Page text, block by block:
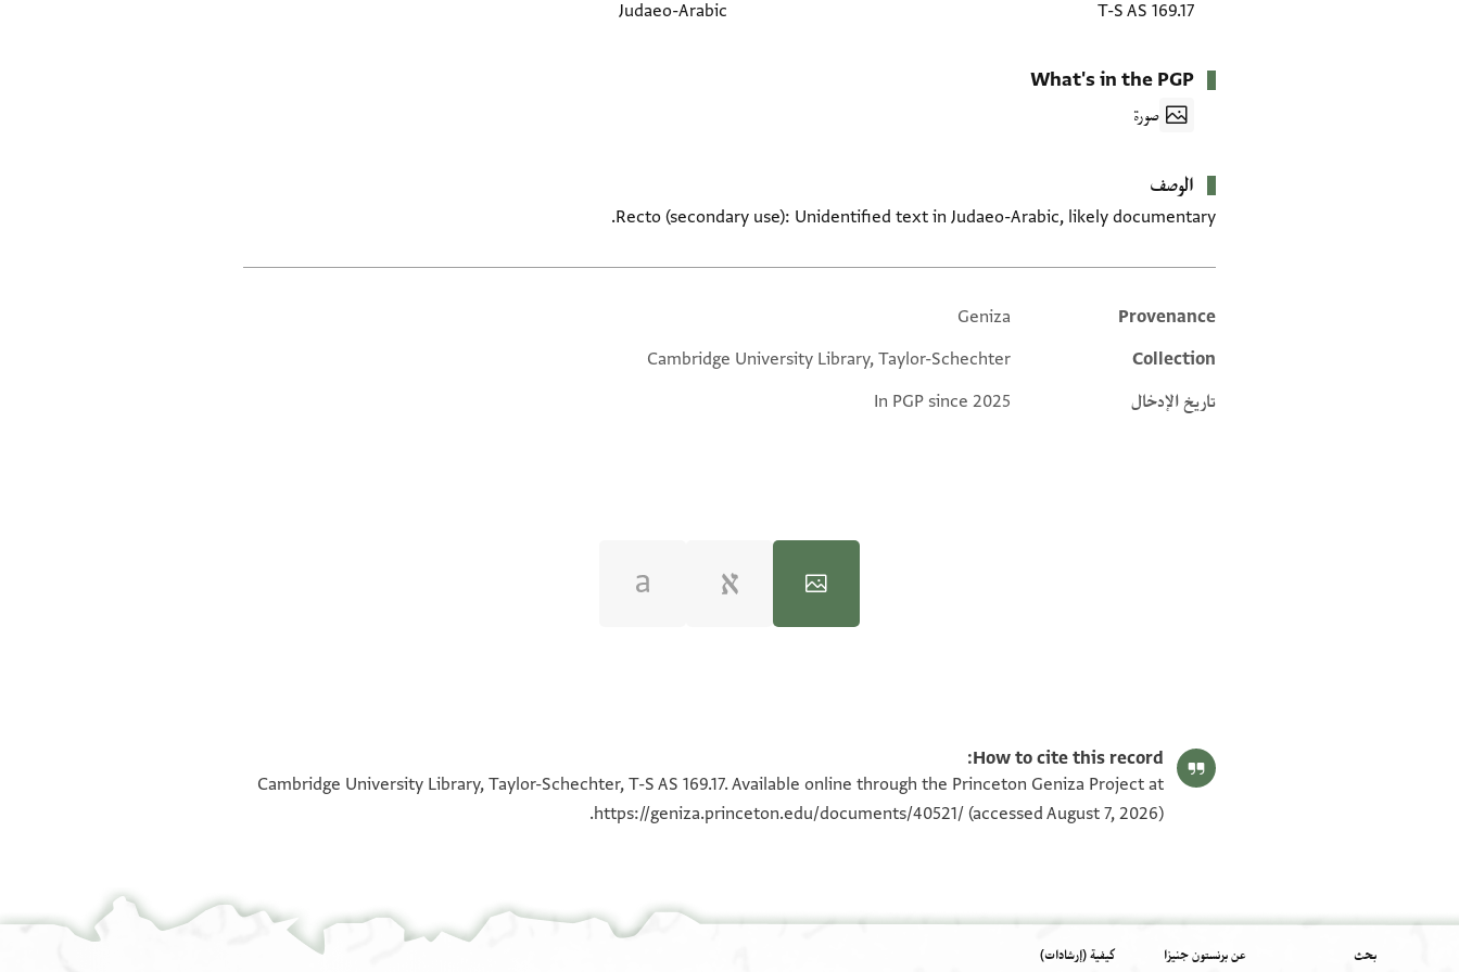
T-S AS 169.17
Judaeo-Arabic
What's in the PGP
صورة
الوصف
Recto (secondary use): Unidentified text in Judaeo-Arabic, likely documentary.
Additional metadata
Provenance
Geniza
Collection
Cambridge University Library, Taylor-Schechter
تاريخ الإدخال
In PGP since 2025
100%
100%
How to cite this record:
Cambridge University Library, Taylor-Schechter, T-S AS 169.17. Available online through the Princeton Geniza Project at
https://geniza.princeton.edu/documents/40521/ (accessed August 7, 2026).
بحث عن برنستون جنيزا كيفية (إرشادات)